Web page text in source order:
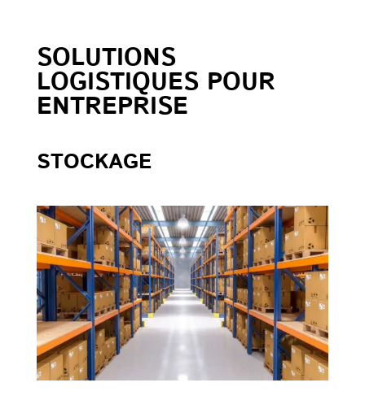
SOLUTIONS
LOGISTIQUES POUR
ENTREPRISE
STOCKAGE